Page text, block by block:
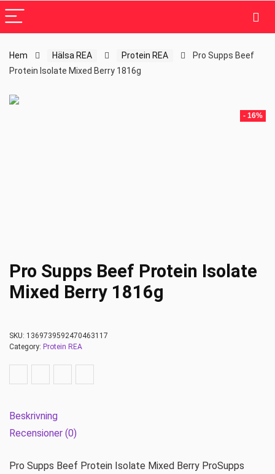
Hem Hälsa REA Protein REA
Pro Supps Beef
Protein Isolate Mixed Berry 1816g
- 16%
Pro Supps Beef Protein Isolate
Mixed Berry 1816g
SKU: 1369739592470463117
Category: Protein REA
Beskrivning
Recensioner (0)
Pro Supps Beef Protein Isolate Mixed Berry ProSupps